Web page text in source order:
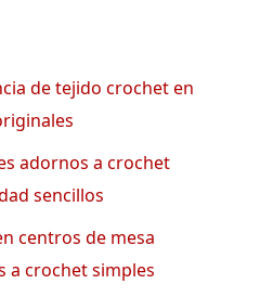
de tejido crochet en
adornos a crochet
sencillos
centros de mesa
a crochet simples